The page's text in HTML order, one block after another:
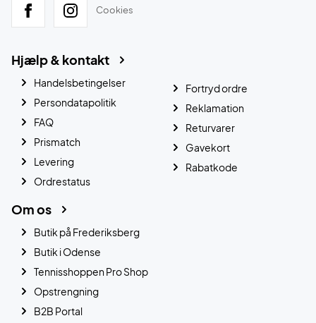
Cookies
Hjælp & kontakt
Handelsbetingelser
Persondatapolitik
FAQ
Prismatch
Levering
Ordrestatus
Fortryd ordre
Reklamation
Returvarer
Gavekort
Rabatkode
Om os
Butik på Frederiksberg
Butik i Odense
Tennisshoppen Pro Shop
Opstrengning
B2B Portal